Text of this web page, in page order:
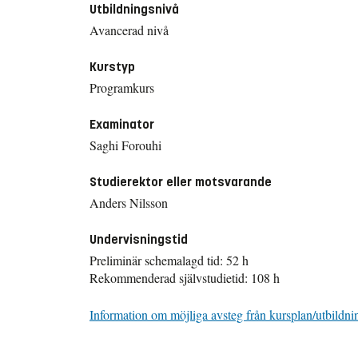
Utbildningsnivå
Avancerad nivå
Kurstyp
Programkurs
Examinator
Saghi Forouhi
Studierektor eller motsvarande
Anders Nilsson
Undervisningstid
Preliminär schemalagd tid: 52 h
Rekommenderad självstudietid: 108 h
Information om möjliga avsteg från kursplan/